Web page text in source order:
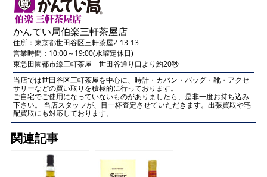
かんてい局伯楽三軒茶屋店
住所： 東京都世田谷区三軒茶屋2-13-13
営業時間：10:00～19:00(水曜定休日)
東急田園都市線三軒茶屋 世田谷通り口より約20秒
当店では世田谷区三軒茶屋を中心に、時計・カバン・バッグ・靴・アクセ
サリーなどの買い取りを積極的に行っております。
ご自宅でご使用になっていないものがありましたら、是非一度お持ち込み
下さい。 当店スタッフが、目一杯査定させていただきます。出張買取や宅
配買取にも対応しております。
関連記事